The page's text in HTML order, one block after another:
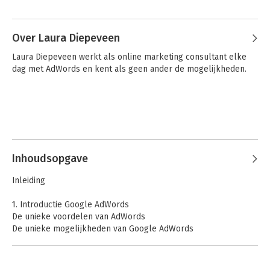
Over Laura Diepeveen
Laura Diepeveen werkt als online marketing consultant elke
dag met AdWords en kent als geen ander de mogelijkheden.
Inhoudsopgave
Inleiding
1. Introductie Google AdWords
De unieke voordelen van AdWords
De unieke mogelijkheden van Google AdWords